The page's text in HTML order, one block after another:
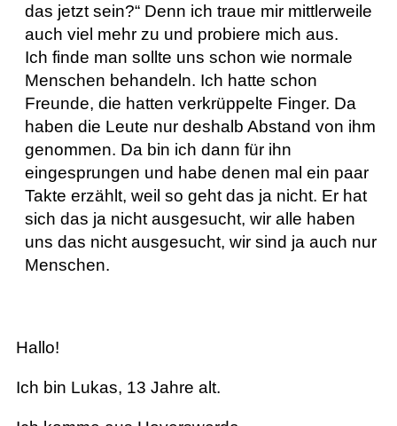
das jetzt sein?“ Denn ich traue mir mittlerweile
auch viel mehr zu und probiere mich aus.
Ich finde man sollte uns schon wie normale
Menschen behandeln. Ich hatte schon
Freunde, die hatten verkrüppelte Finger. Da
haben die Leute nur deshalb Abstand von ihm
genommen. Da bin ich dann für ihn
eingesprungen und habe denen mal ein paar
Takte erzählt, weil so geht das ja nicht. Er hat
sich das ja nicht ausgesucht, wir alle haben
uns das nicht ausgesucht, wir sind ja auch nur
Menschen.
Hallo!
Ich bin Lukas, 13 Jahre alt.